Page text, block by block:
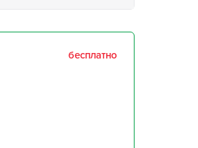
бесплатно